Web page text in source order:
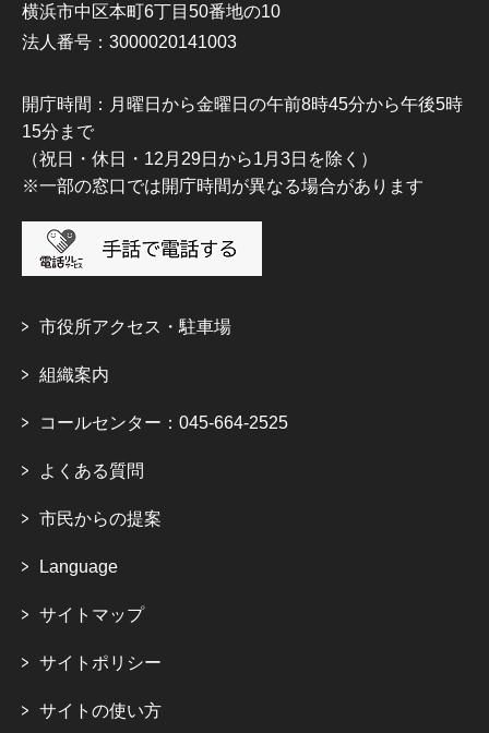
横浜市中区本町6丁目50番地の10
法人番号：3000020141003
開庁時間：月曜日から金曜日の午前8時45分から午後5時
15分まで
（祝日・休日・12月29日から1月3日を除く）
※一部の窓口では開庁時間が異なる場合があります
市役所アクセス・駐車場
組織案内
コールセンター：045-664-2525
よくある質問
市民からの提案
Language
サイトマップ
サイトポリシー
サイトの使い方